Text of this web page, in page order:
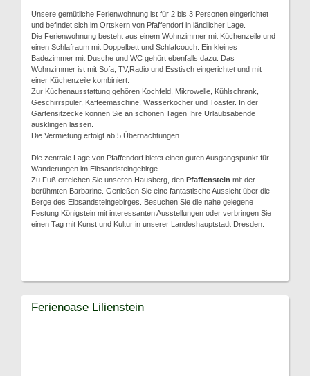
Unsere gemütliche Ferienwohnung ist für 2 bis 3 Personen eingerichtet
und befindet sich im Ortskern von Pfaffendorf in ländlicher Lage.
Die Ferienwohnung besteht aus einem Wohnzimmer mit Küchenzeile und
einen Schlafraum mit Doppelbett und Schlafcouch. Ein kleines
Badezimmer mit Dusche und WC gehört ebenfalls dazu. Das
Wohnzimmer ist mit Sofa, TV,Radio und Esstisch eingerichtet und mit
einer Küchenzeile kombiniert.
Zur Küchenausstattung gehören Kochfeld, Mikrowelle, Kühlschrank,
Geschirrspüler, Kaffeemaschine, Wasserkocher und Toaster. In der
Gartensitzecke können Sie an schönen Tagen Ihre Urlaubsabende
ausklingen lassen.
Die Vermietung erfolgt ab 5 Übernachtungen.
Die zentrale Lage von Pfaffendorf bietet einen guten Ausgangspunkt für
Wanderungen im Elbsandsteingebirge.
Zu Fuß erreichen Sie unseren Hausberg, den Pfaffenstein mit der
berühmten Barbarine. Genießen Sie eine fantastische Aussicht über die
Berge des Elbsandsteingebirges. Besuchen Sie die nahe gelegene
Festung Königstein mit interessanten Ausstellungen oder verbringen Sie
einen Tag mit Kunst und Kultur in unserer Landeshauptstadt Dresden.
Ferienoase Lilienstein